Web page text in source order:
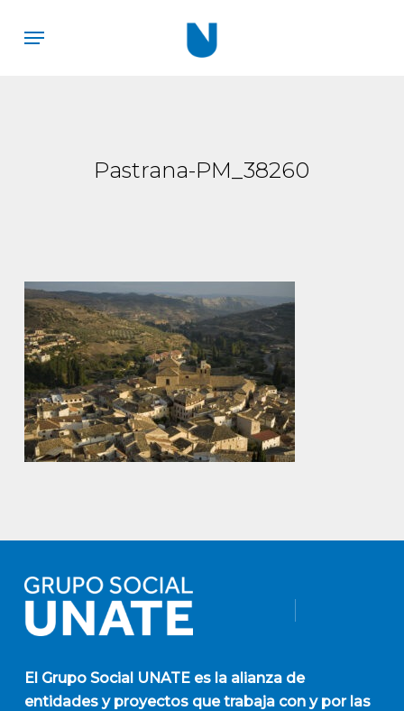
Menu
Pastrana-PM_38260
El Grupo Social UNATEes la alianza de
entidades y proyectos que trabaja con y por las